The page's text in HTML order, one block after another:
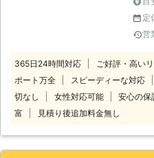
会社
リ
を紹介
工
み】
者を
者
んな
リ駆
宅で
いだ
認定
方法を
フォ
定
営
365日24時間対応 ご好評・高い
ポート万全
スピーディーな対応
切なし
女性対応可能 安心の保
富
見積り後追加料金無し